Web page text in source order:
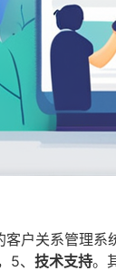
户关系管理系
5、 技术支持。